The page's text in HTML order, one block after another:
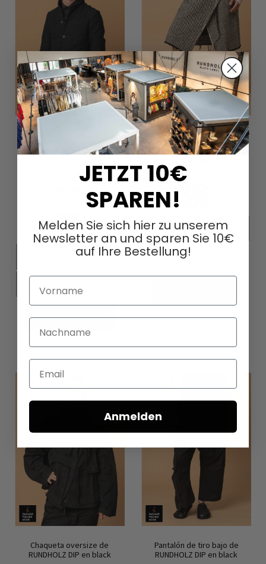
Chaqueta de sastre jaspeada
de raya diplomática con
bolsillo de pecho de
M L
Añadir al carrito
Falda evasé de RUNDHOLZ DIP
en black check
XS S M
XL
Chaqueta oversize de
RUNDHOLZ DIP en black
Pantalón de tiro bajo de
RUNDHOLZ DIP en black
JETZT 10€
SPAREN!
Melden Sie sich hier zu unserem
Newsletter an und sparen Sie 10€
auf Ihre Bestellung!
Vorname
Nachname
Email
Anmelden